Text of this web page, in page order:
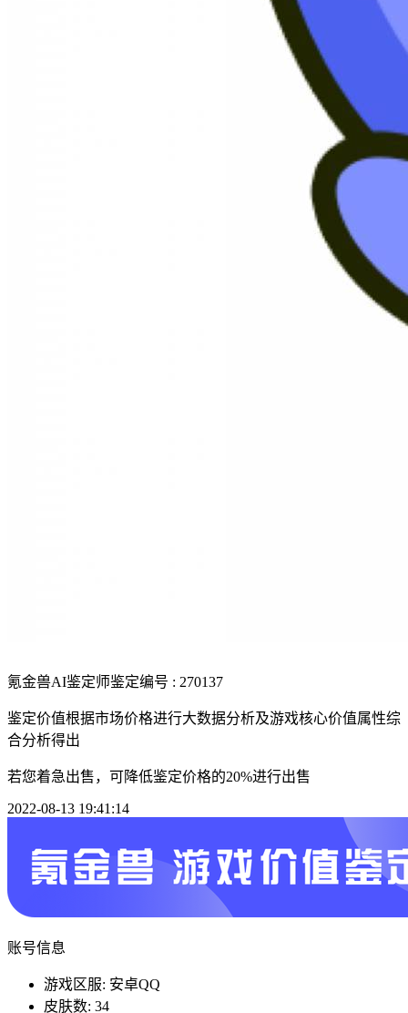
氪金兽AI鉴定师鉴定编号 : 270137
鉴定价值根据市场价格进行大数据分析及游戏核心价值属性综
合分析得出
若您着急出售，可降低鉴定价格的20%进行出售
2022-08-13 19:41:14
账号信息
游戏区服: 安卓QQ
皮肤数: 34